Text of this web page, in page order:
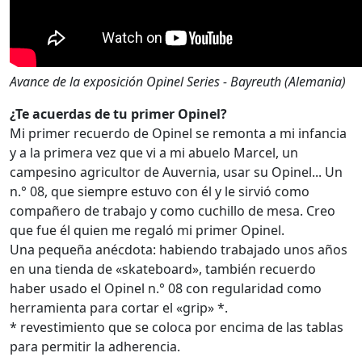
Avance de la exposición Opinel Series - Bayreuth (Alemania)
¿Te acuerdas de tu primer Opinel?
Mi primer recuerdo de Opinel se remonta a mi infancia
y a la primera vez que vi a mi abuelo Marcel, un
campesino agricultor de Auvernia, usar su Opinel... Un
n.° 08, que siempre estuvo con él y le sirvió como
compañero de trabajo y como cuchillo de mesa. Creo
que fue él quien me regaló mi primer Opinel.
Una pequeña anécdota: habiendo trabajado unos años
en una tienda de «skateboard», también recuerdo
haber usado el Opinel n.° 08 con regularidad como
herramienta para cortar el «grip» *.
* revestimiento que se coloca por encima de las tablas
para permitir la adherencia.